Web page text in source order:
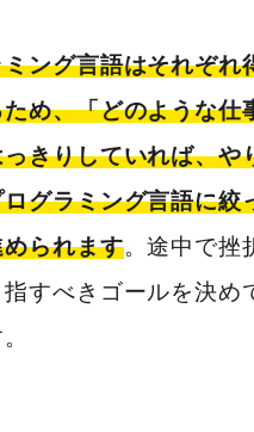
ング言語はそれぞれ
め、「どのような仕
きりしていれば、や
グラミング言語に絞
られます。途中で挫
すべきゴールを決め